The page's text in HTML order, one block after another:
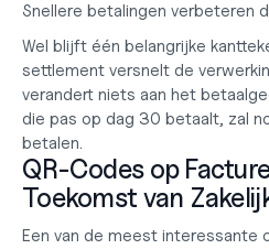
Snellere betalingen verbeteren
Wel blijft één belangrijke
settlement versnelt de
verandert niets aan het
die pas op dag 30 betaalt, zal
betalen.
QR-Codes op
Toekomst van
Een van de meest interessante